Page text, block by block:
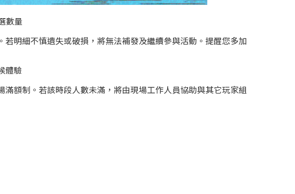
數量
明細不慎遺失或破損，將無法補發及繼續參與活動。提醒您多加
體驗
滿額制。若該時段人數未滿，將由現場工作人員協助與其它玩家組